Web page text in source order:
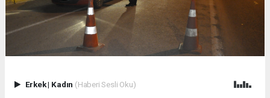
Erkek| Kadın (Haberi Sesli Oku)